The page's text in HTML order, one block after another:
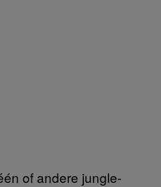
of andere jungle-